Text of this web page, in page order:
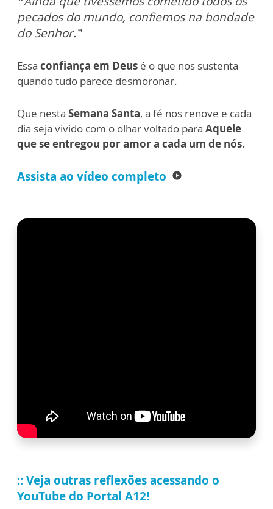
pecados do mundo, confiemos na bondade
do Senhor.”
Essa confiança em Deus é o que nos sustenta
quando tudo parece desmoronar.
Que nesta Semana Santa, a fé nos renove e cada
dia seja vivido com o olhar voltado para Aquele
que se entregou por amor a cada um de nós.
Assista ao vídeo completo play_circle_filled
:: Veja outras reflexões acessando o
YouTube do Portal A12!